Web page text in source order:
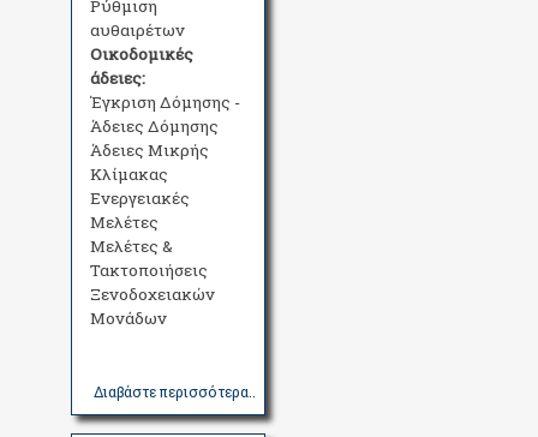
Ρύθμιση
αυθαιρέτων
Οικοδομικές
άδειες:
Έγκριση Δόμησης -
Άδειες Δόμησης
Άδειες Μικρής
Κλίμακας
Ενεργειακές
Μελέτες
Μελέτες &
Τακτοποιήσεις
Ξενοδοχειακών
Μονάδων
Διαβάστε περισσότερα..